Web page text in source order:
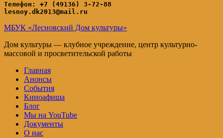
Телефон: +7 (49136) 3-72-88
lesnoy.dk2013@mail.ru
МБУК «Лесновский Дом культуры»
Дом культуры — клубное учреждение, центр культурно-
массовой и просветительской работы
Главная
Анонсы
События
Киноафиша
Блог
Мы на YouTube
Документы
О нас